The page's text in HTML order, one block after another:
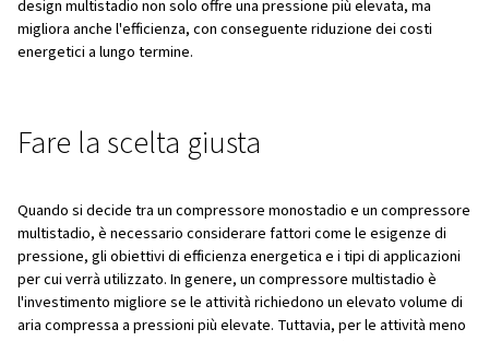
Quando scegliere un
monostadio
sono più piccole e meno impegnative. Ad esempio, se
aria compressa per progetti fai da te, per il gonfiaggio
o per l'uso di utensili leggeri, un compressore
il lavoro. Questi compressori sono generalmente più
portatili, il che li rende pratici per le officine o per l'uso